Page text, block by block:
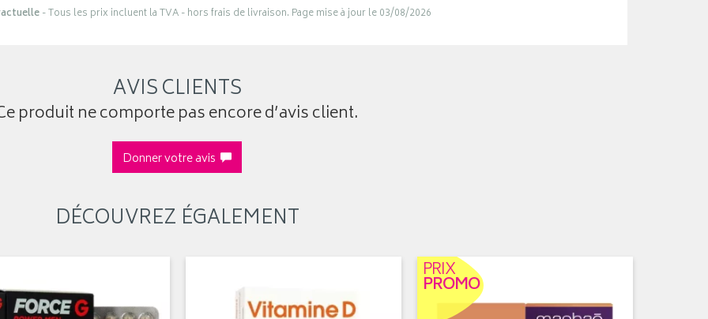
- Tous les prix incluent la TVA - hors frais de livraison. Page mise à jour le 03/08/2026
AVIS CLIENTS
produit ne comporte pas encore d’avis client.
Donner votre avis
DÉCOUVREZ ÉGALEMENT
PRIX
PROMO